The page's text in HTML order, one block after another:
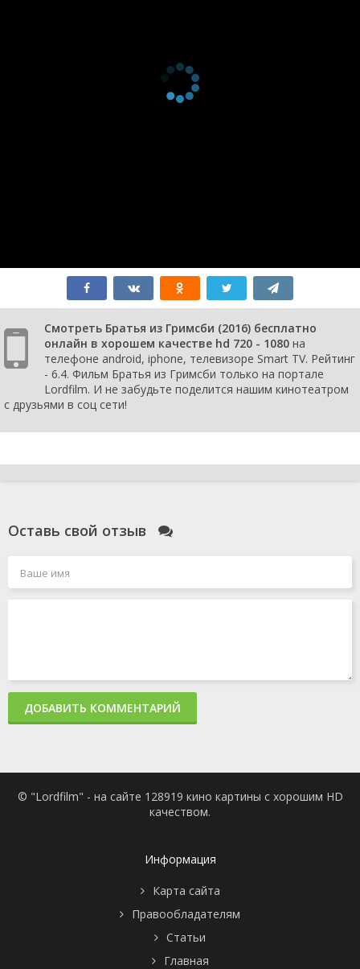
Смотреть Братья из Гримсби (2016) бесплатно
онлайн в хорошем качестве hd 720 - 1080 на
телефоне android, iphone, телевизоре Smart TV. Рейтинг
- 6.4. Фильм Братья из Гримсби только на портале
Lordfilm. И не забудьте поделится нашим кинотеатром
с друзьями в соц сети!
Оставь свой отзыв
ДОБАВИТЬ КОММЕНТАРИЙ
© "Lordfilm" - на сайте 128919 кино картины с хорошим HD
качеством.
Информация
Карта сайта
Правообладателям
Статьи
Главная